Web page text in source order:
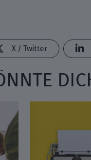
X / Twitter